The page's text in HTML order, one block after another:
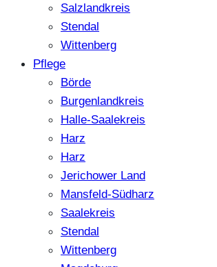
Salzlandkreis
Stendal
Wittenberg
Pflege
Börde
Burgenlandkreis
Halle-Saalekreis
Harz
Harz
Jerichower Land
Mansfeld-Südharz
Saalekreis
Stendal
Wittenberg